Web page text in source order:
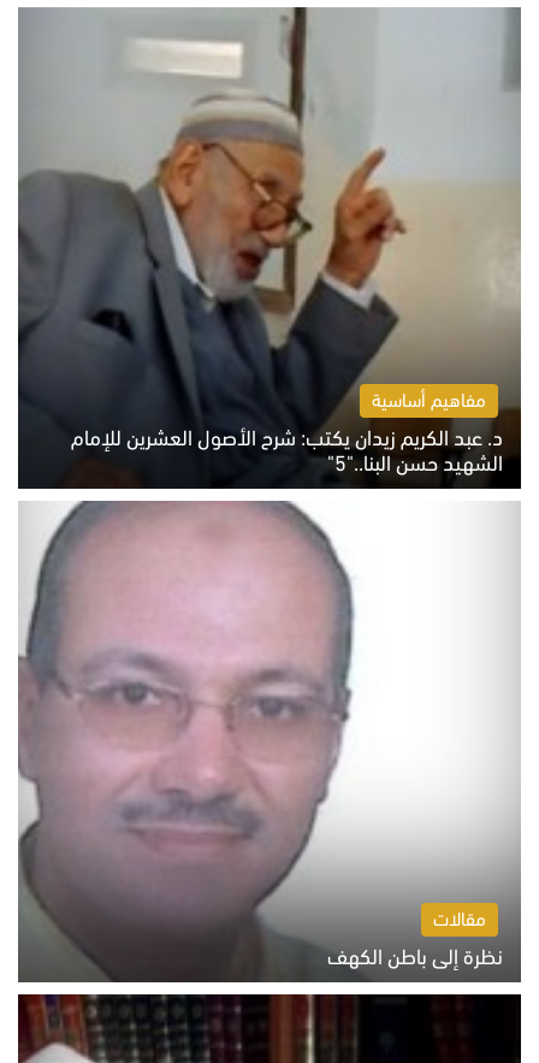
مفاهيم أساسية
د. عبد الكريم زيدان يكتب: شرح الأصول العشرين للإمام
الشهيد حسن البنا.."5"
السبت 8 أغسطس 2026 10:46 ص
مقالات
نظرة إلى باطن الكهف
السبت 8 أغسطس 2026 11:04 ص